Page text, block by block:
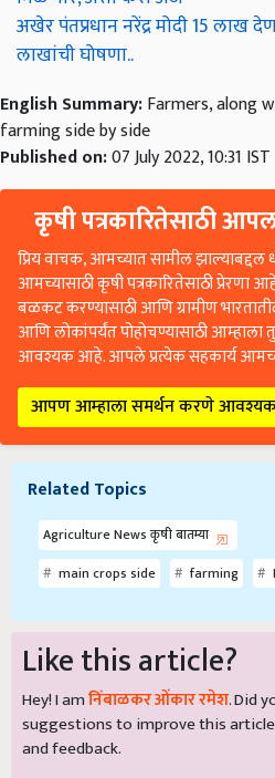
अखेर पंतप्रधान नरेंद्र मोदी 15 लाख
लाखांची घोषणा..
English Summary:Farmers, along
farming side by side
Published on:07 July 2022, 10:31 IST
कृषी पत्रकारितेसाठी
प्रिय वाचक, आमच्यात सामील
आमच्यासाठी कृषी पत्रकारितेसाठी प्रेरणा
बळकट करण्यासाठी आणि ग्रामीण
आणि लोकांपर्यंत पोहोचण्यासाठी आम्हाला
आवश्यक आहे. आपले प्रत्येक सहकार्य
आपण आम्हाला समर्थन करणे
Related Topics
Agriculture News कृषी बातम्या
main crops side
farming
Like this article?
Hey! I amनिंबाळकर ओंकार रमेश. Did
suggestions to improve this
and feedback.